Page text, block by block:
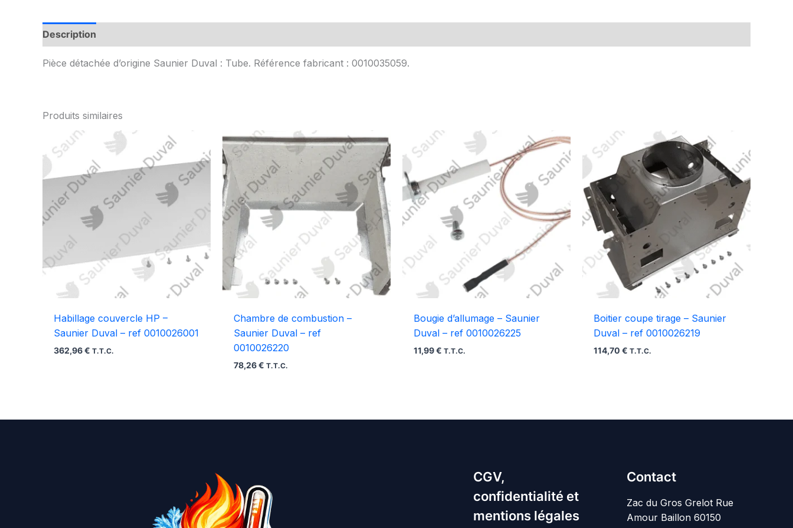
Description
Pièce détachée d’origine Saunier Duval : Tube. Référence fabricant : 0010035059.
Produits similaires
Habillage couvercle HP –
Saunier Duval – ref 0010026001
362,96€ T.T.C.
Chambre de combustion –
Saunier Duval – ref
0010026220
78,26€ T.T.C.
Bougie d’allumage – Saunier
Duval – ref 0010026225
11,99€ T.T.C.
Boitier coupe tirage – Saunier
Duval – ref 0010026219
114,70€ T.T.C.
CGV,
confidentialité et
mentions légales
Contact
Zac du Gros Grelot Rue
Amour Baillon 60150